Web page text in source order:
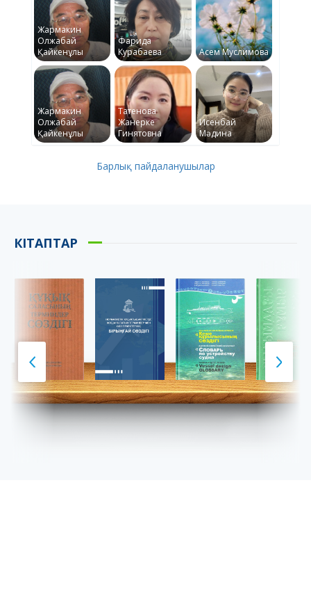
Жармакин
Олжабай
Қайкенұлы
Фарида
Курабаева
Асем Муслимова
Жармакин
Олжабай
Қайкенұлы
Татенова
Жанерке
Гинятовна
Исенбай
Мәдина
Барлық пайдаланушылар
КІТАПТАР